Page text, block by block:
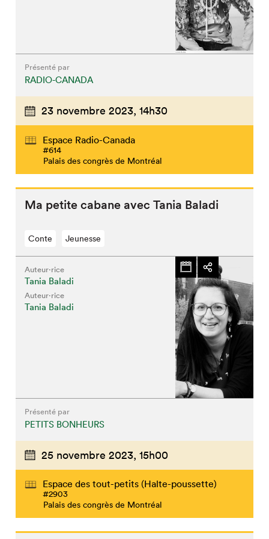
Que cherchez-vous?
Présenté par
RADIO-CANADA
23 novembre 2023, 14h30
Espace Radio-Canada
#614
Palais des congrès de Montréal
Ma petite cabane avec Tania Baladi
Conte Jeunesse
Auteur·rice
Tania Baladi
Auteur·rice
Tania Baladi
Présenté par
PETITS BONHEURS
25 novembre 2023, 15h00
Espace des tout-petits (Halte-poussette)
#2903
Palais des congrès de Montréal